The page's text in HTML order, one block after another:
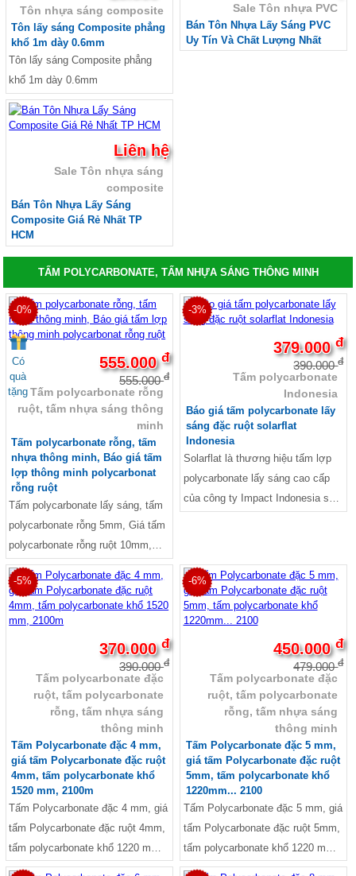
Tôn nhựa sáng composite
Tôn lấy sáng Composite phẳng
khổ 1m dày 0.6mm
Tôn lấy sáng Composite phẳng
khổ 1m dày 0.6mm
Sale Tôn nhựa PVC
Bán Tôn Nhựa Lấy Sáng PVC
Uy Tín Và Chất Lượng Nhất
Liên hệ
Sale Tôn nhựa sáng
composite
Bán Tôn Nhựa Lấy Sáng
Composite Giá Rẻ Nhất TP
HCM
TẤM POLYCARBONATE, TẤM NHỰA SÁNG THÔNG MINH
-0%
Có
quà
tặng
555.000đ
555.000đ
Tấm polycarbonate rỗng
ruột, tấm nhựa sáng thông
minh
Tấm polycarbonate rỗng, tấm
nhựa thông minh, Báo giá tấm
lợp thông minh polycarbonat
rỗng ruột
Tấm polycarbonate lấy sáng, tấm
polycarbonate rỗng 5mm, Giá tấm
polycarbonate rỗng ruột 10mm,
Tấm polycarbonate rỗng ruột
6mm, Giá tôn lấy sáng
Polycarbonate, Báo giá thi công
tấm lợp polycarbonate, Mái che
lấy sáng Polycarbonate, Tấm
nhựa thông minh dày 3mm, Kích
thước tấm nhựa polycarbonate,
Kính polycarbonate là gì, Tấm
polycarbonate rỗng ruột tại
TPHCM, Tấm polycarbonate rỗng
dày 10mm, Tấm polycarbonate
rỗng dày 4mm, Tấm poly rỗng ruột
giá rẻ, polycarbonate indonesia,
polycarbonate malaysia, giá
polycarbonate indonesia, Giá Tấm
Polycarbonate đặc ruột Malaysia,
-3%
379.000đ
390.000đ
Tấm polycarbonate
Indonesia
Báo giá tấm polycarbonate lấy
sáng đặc ruột solarflat
Indonesia
Solarflat là thương hiệu tấm lợp
polycarbonate lấy sáng cao cấp
của công ty Impact Indonesia sản
về độ bền màu và độ dẻo dai,
chống tia UV, tia cực tím, bảo vệ
cho da và mắt tốt hơn nhiều so
với các loại tấm lợp thông thường
khác, thích hợp làm mái che
nắng, che mưa, lấy sáng cho
công trình nhà phố, biệt thự, dự
án công trình lớn yêu cầu cao về
-5%
370.000đ
390.000đ
Tấm polycarbonate đặc
ruột, tấm polycarbonate
rỗng, tấm nhựa sáng
thông minh
Tấm Polycarbonate đặc 4 mm,
giá tấm Polycarbonate đặc ruột
4mm, tấm polycarbonate khổ
1520 mm, 2100m
Tấm Polycarbonate đặc 4 mm, giá
tấm Polycarbonate đặc ruột 4mm,
tấm polycarbonate khổ 1220 mm,
1520 mm, 1820 mm, 2100 mm,
-6%
450.000đ
479.000đ
Tấm polycarbonate đặc
ruột, tấm polycarbonate
rỗng, tấm nhựa sáng
thông minh
Tấm Polycarbonate đặc 5 mm,
giá tấm Polycarbonate đặc ruột
5mm, tấm polycarbonate khổ
1220mm... 2100
Tấm Polycarbonate đặc 5 mm, giá
tấm Polycarbonate đặc ruột 5mm,
tấm polycarbonate khổ 1220 mm,
1520 mm, 1820 mm, 2100 mm,